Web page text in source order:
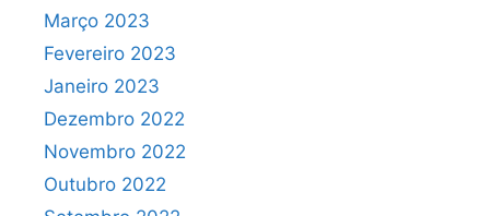
Março 2023
Fevereiro 2023
Janeiro 2023
Dezembro 2022
Novembro 2022
Outubro 2022